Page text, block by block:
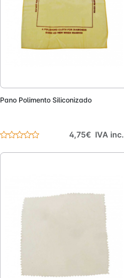
Pano Polimento Siliconizado
4,75€ IVA inc.